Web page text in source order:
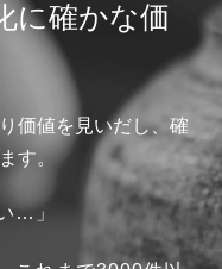
に確かな価
価値を見いだし、確
す。
…」